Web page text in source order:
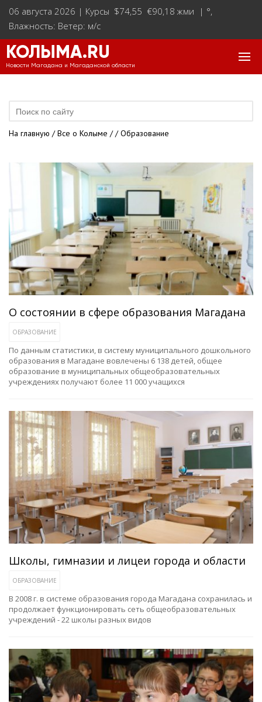
06 августа 2026 | Курсы $74,55 €90,18 жми | °,
Влажность: Ветер: м/с
КОЛЫМА.RU
Новости Магадана и Магаданской области
На главную /Все о Колыме // Образование
О состоянии в сфере образования Магадана
ОБРАЗОВАНИЕ
По данным статистики, в систему муниципального дошкольного
образования в Магадане вовлечены 6 138 детей, общее
образование в муниципальных общеобразовательных
учреждениях получают более 11 000 учащихся
Школы, гимназии и лицеи города и области
ОБРАЗОВАНИЕ
В 2008 г. в системе образования города Магадана сохранилась и
продолжает функционировать сеть общеобразовательных
учреждений - 22 школы разных видов